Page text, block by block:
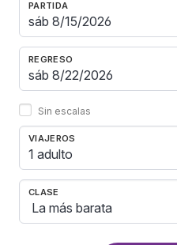
PARTIDA
REGRESO
Sin escalas
VIAJEROS
1 adulto
CLASE